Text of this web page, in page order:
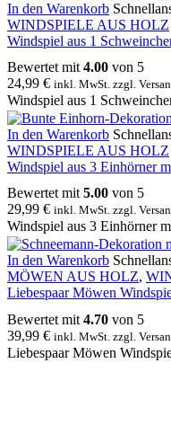
In den Warenkorb
WINDSPIELE AUS HOLZ
Windspiel aus 1
Bewertet mit 4.00 von 5
24,99 € inkl. MwSt. zzgl.
Windspiel aus 1
In den Warenkorb
WINDSPIELE AUS HOLZ
Windspiel aus 3 Einhörner
Bewertet mit5.00 von 5
29,99 € inkl. MwSt. zzgl.
Windspiel aus 3 Einhörner
In den Warenkorb
MÖWEN AUS HOLZ,
Liebespaar Möwen
Bewertet mit 4.70 von 5
39,99 € inkl. MwSt. zzgl.
Liebespaar Möwen